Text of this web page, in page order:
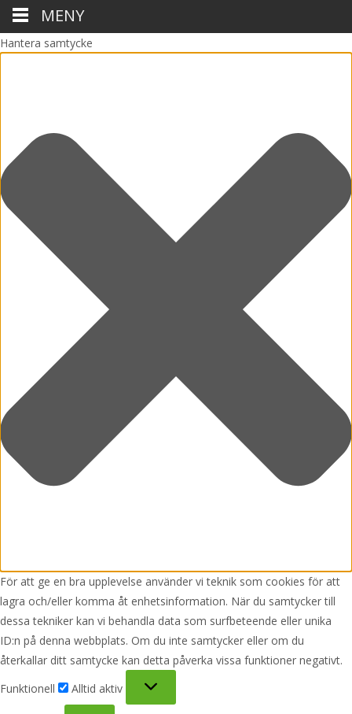
Hantera samtycke
För att ge en bra upplevelse använder vi teknik som cookies för att
lagra och/eller komma åt enhetsinformation. När du samtycker till
dessa tekniker kan vi behandla data som surfbeteende eller unika
ID:n på denna webbplats. Om du inte samtycker eller om du
återkallar ditt samtycke kan detta påverka vissa funktioner negativt.
Funktionell
Alltid aktiv
MENY